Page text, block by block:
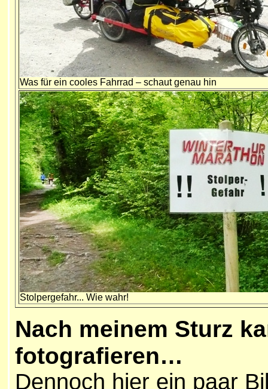
Was für ein cooles Fahrrad – schaut genau hin
Stolpergefahr... Wie wahr!
Nach meinem Sturz
fotografieren…
Dennoch hier ein paar